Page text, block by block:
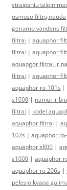
straipsniu
osmoso filtrų nauda
geriamo vandens
filtrai | aquaphor
filtrai | aquaphor
aquapgor filtrai ir
filtrai | aquaphor
aquaphor ro-101s |
s1000 | namui ir
filtrai | kodel
aquaphor filtrai |
102s | aquaphor
aquaphor s800 |
s1000 | aquaphor
aquaphor ro 206s |
pelesio kvapa